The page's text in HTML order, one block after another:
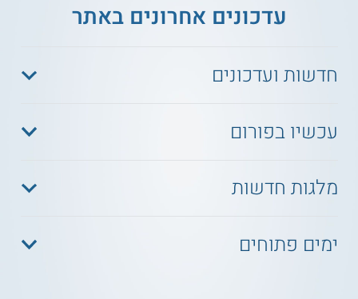
עדכונים אחרונים באתר
חדשות ועדכונים
עכשיו בפורום
מלגות חדשות
ימים פתוחים